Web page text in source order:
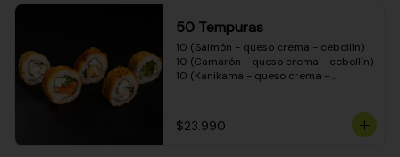
50 Tempuras
10 (Salmón - queso crema - cebollín)
10 (Camarón - queso crema - cebollín)
10 (Kanikama - queso crema -
crema - cebollín)
$23.990